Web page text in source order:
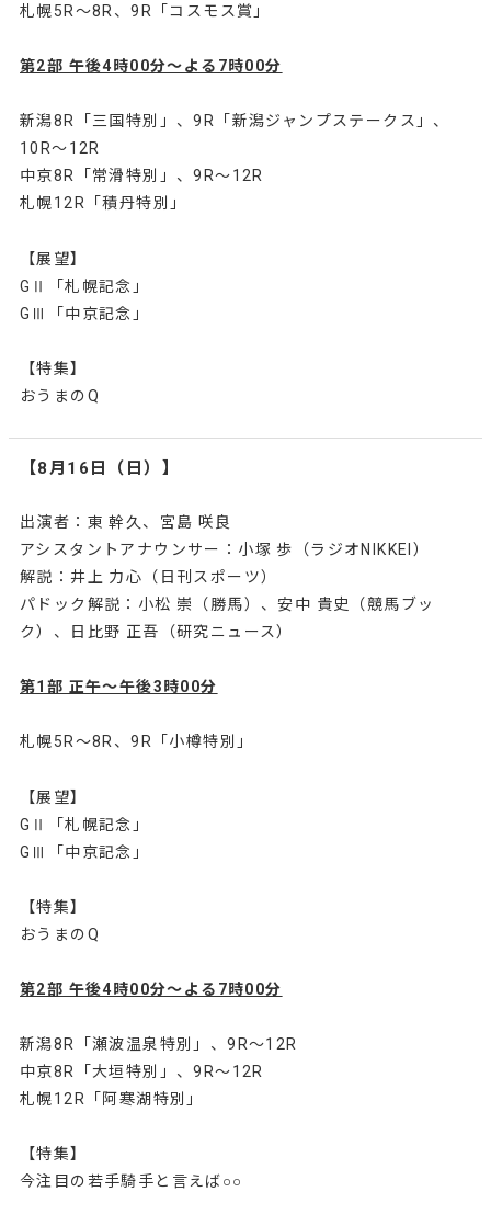
札幌5R～8R、9R「コスモス賞」
第2部 午後4時00分～よる7時00分
新潟8R「三国特別」、9R「新潟ジャンプステークス」、
10R～12R
中京8R「常滑特別」、9R～12R
札幌12R「積丹特別」
【展望】
GⅡ「札幌記念」
GⅢ「中京記念」
【特集】
おうまのQ
【8月16日（日）】
出演者：東 幹久、宮島 咲良
アシスタントアナウンサー：小塚 歩（ラジオNIKKEI）
解説：井上 力心（日刊スポーツ）
パドック解説：小松 崇（勝馬）、安中 貴史（競馬ブッ
ク）、日比野 正吾（研究ニュース）
第1部 正午～午後3時00分
札幌5R～8R、9R「小樽特別」
【展望】
GⅡ「札幌記念」
GⅢ「中京記念」
【特集】
おうまのQ
第2部 午後4時00分～よる7時00分
新潟8R「瀬波温泉特別」、9R～12R
中京8R「大垣特別」、9R～12R
札幌12R「阿寒湖特別」
【特集】
今注目の若手騎手と言えば○○